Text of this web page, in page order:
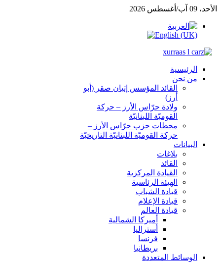
الأحد، 09 آب/أغسطس 2026
الرئيسية
من نحن
القائد المؤسس إتيان صقر (أبو
أرز)
ولادة حرّاس الأرز – حركة
القوميّة اللبنانيّة
محطات حزب حرّاس الأرز –
حركة القوميّة اللبنانيّة التاريخيّة
البيانات
بلاغات
القائد
القيادة المركزية
الهيئة الرئاسية
قيادة الشباب
قيادة الإعلام
قيادة العالم
أميركا الشمالية
أستراليا
فرنسا
بريطانيا
الوسائط المتعددة